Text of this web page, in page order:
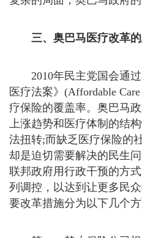
三、奥巴马医疗改革的
2010年民主党国会通过
医疗法案》(Affordable
疗保险的覆盖率。奥巴马
上涨趋势和医疗体制的结
法扭转;而缺乏医疗保险的
却是迫切需要解决的民生
联邦政府用行政干预的方
列调控，以达到让更多民
要改革措施分为以下几个方